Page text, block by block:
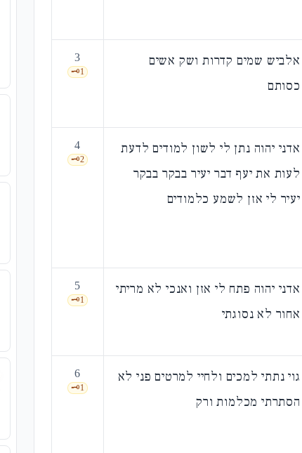
3
🗝️1
אלביש שמים קדרות ושק אשים
כסותם
4
🗝️2
אדני יהוה נתן לי לשון למודים לדעת
לעות את יעף דבר יעיר בבקר בבקר
יעיר לי אזן לשמע כלמודים
5
🗝️1
אדני יהוה פתח לי אזן ואנכי לא מריתי
אחור לא נסוגתי
6
🗝️1
גוי נתתי למכים ולחיי למרטים פני לא
הסתרתי מכלמות ורק